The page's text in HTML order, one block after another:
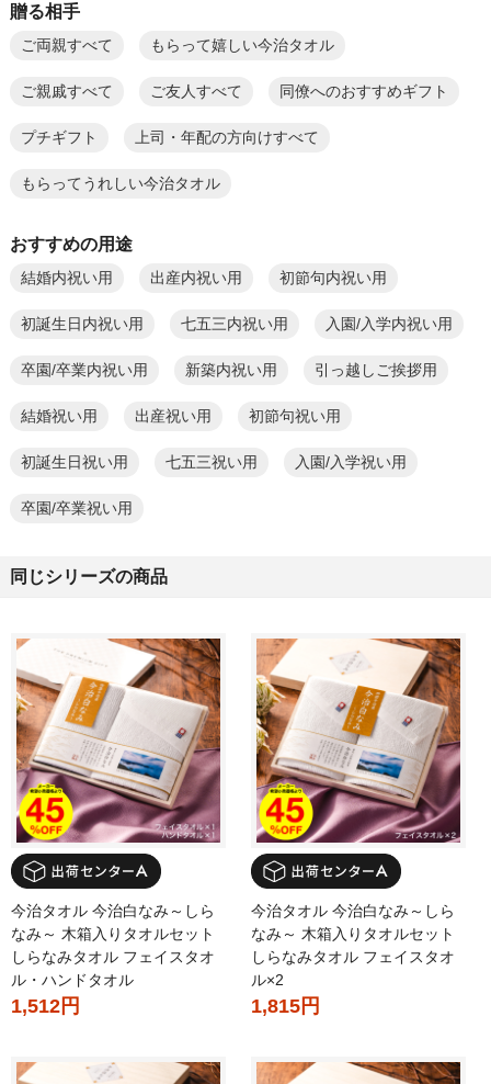
贈る相手
ご両親すべて もらって嬉しい今治タオル
ご親戚すべて ご友人すべて 同僚へのおすすめギフト
プチギフト 上司・年配の方向けすべて
もらってうれしい今治タオル
おすすめの用途
結婚内祝い用 出産内祝い用 初節句内祝い用
初誕生日内祝い用 七五三内祝い用 入園/入学内祝い用
卒園/卒業内祝い用 新築内祝い用 引っ越しご挨拶用
結婚祝い用 出産祝い用 初節句祝い用
初誕生日祝い用 七五三祝い用 入園/入学祝い用
卒園/卒業祝い用
同じシリーズの商品
今治タオル 今治白なみ～しら
なみ～ 木箱入りタオルセット
しらなみタオル フェイスタオ
ル・ハンドタオル
1,512円
今治タオル 今治白なみ～しら
なみ～ 木箱入りタオルセット
しらなみタオル フェイスタオ
ル×2
1,815円